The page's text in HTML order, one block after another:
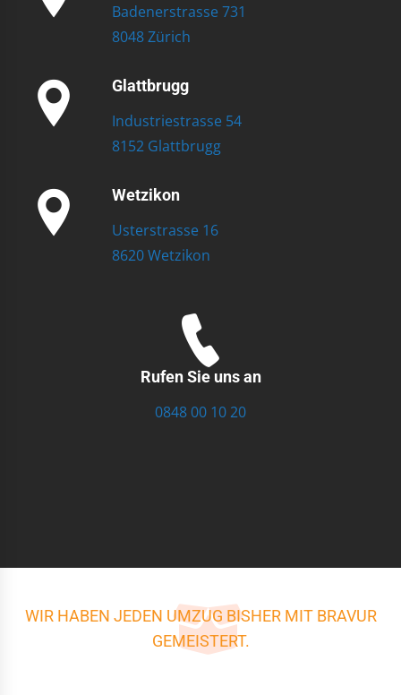
Badenerstrasse 731
8048 Zürich
Glattbrugg
Industriestrasse 54
8152 Glattbrugg
Wetzikon
Usterstrasse 16
8620 Wetzikon
Rufen Sie uns an
0848 00 10 20
WIR HABEN JEDEN UMZUG BISHER MIT BRAVUR
GEMEISTERT.